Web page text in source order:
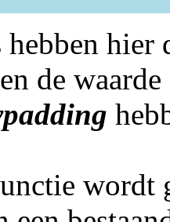
hebben
de
wordt